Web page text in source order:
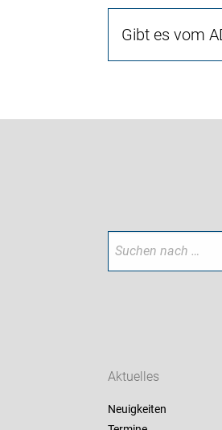
Gibt es vom
Aktuelles
Neuigkeiten